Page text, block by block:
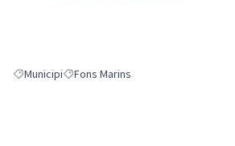
Resultats en filtrar per: Municipi
MunicipiResultats en filtrar per: Fons Marins
Fons Marins